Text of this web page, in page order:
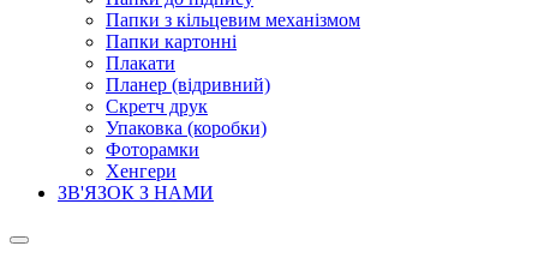
Папки з кільцевим механізмом
Папки картонні
Плакати
Планер (відривний)
Скретч друк
Упаковка (коробки)
Фоторамки
Хенгери
ЗВ'ЯЗОК З НАМИ